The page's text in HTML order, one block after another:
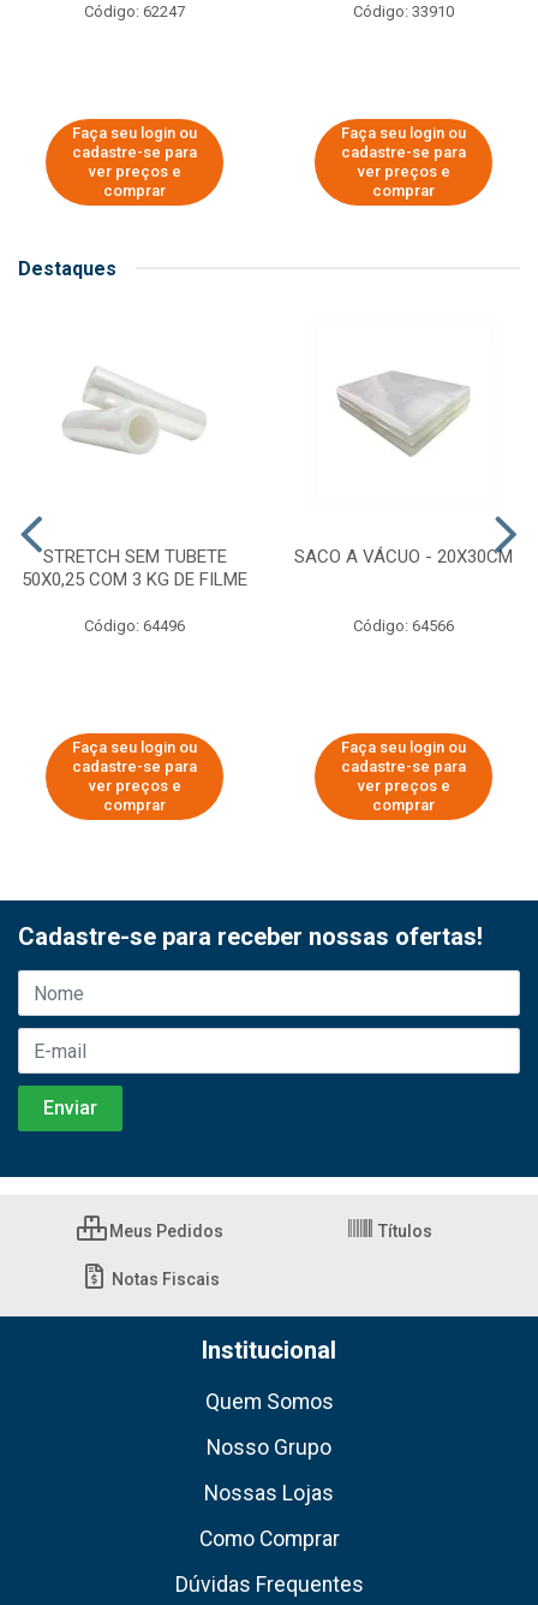
Código: 62247
Faça seu login ou
cadastre-se para
ver preços e
comprar
Código: 33910
Faça seu login ou
cadastre-se para
ver preços e
comprar
Destaques
STRETCH SEM TUBETE
50X0,25 COM 3 KG DE FILME
Código: 64496
Faça seu login ou
cadastre-se para
ver preços e
comprar
SACO A VÁCUO - 20X30CM
Código: 64566
Faça seu login ou
cadastre-se para
ver preços e
comprar
Cadastre-se para receber nossas ofertas!
Meus Pedidos Títulos
Notas Fiscais
Institucional
Quem Somos
Nosso Grupo
Nossas Lojas
Como Comprar
Dúvidas Frequentes